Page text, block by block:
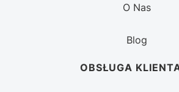
O Nas
Blog
OBSŁUGA